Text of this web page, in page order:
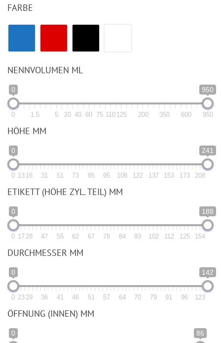
FARBE
NENNVOLUMEN ML
0 950
0 1.5 5 20 40 60 75 110 125 200 350 600 950
HÖHE MM
0 241
0 13 16 31 51 73 85 95 108 122 137 153 173 208
ETIKETT (HÖHE ZYL. TEIL) MM
0 188
0 17 28 47 55 62 67 78 84 93 102 112 125 154
DURCHMESSER MM
0 142
0 23 29 36 41 46 51 57 64 70 79 91 96 123
ÖFFNUNG (INNEN) MM
0 86